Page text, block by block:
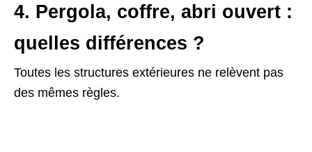
4. Pergola, coffre, abri ouvert :
quelles différences ?
Toutes les structures extérieures ne relèvent pas
des mêmes règles.